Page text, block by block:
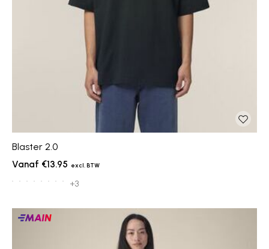
Blaster 2.0
€13.95
+3
Main